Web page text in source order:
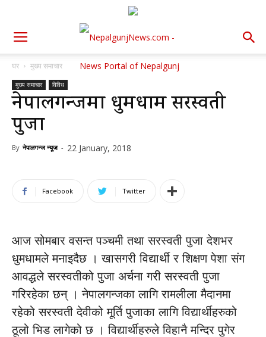
घर मुख्य समाचार
मुख्य समाचार विविध
नेपालगन्जमा धुमधाम सरस्वती
पुजा
By नेपालगन्ज न्यूज - 22 January, 2018
Facebook Twitter
आज सोमबार वसन्त पञ्चमी तथा सरस्वती पुजा देशभर
धुमधामले मनाइदैछ । खासगरी विद्यार्थी र शिक्षण पेशा संग
आवद्धले सरस्वतीको पुजा अर्चना गरी सरस्वती पुजा
गरिरहेका छन् । नेपालगन्जका लागि रामलीला मैदानमा
रहेको सरस्वती देवीको मूर्ति पुजाका लागि विद्यार्थीहरुको
ठूलो भिड लागेको छ । विद्यार्थीहरुले विहानै मन्दिर पुगेर